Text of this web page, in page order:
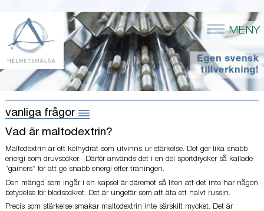
MENY
vanliga frågor
Vad är maltodextrin?
Maltodextrin är ett kolhydrat som utvinns ur stärkelse. Det ger lika snabb
energi som druvsocker. Därför används det i en del sportdrycker så kallade
”gainers” för att ge snabb energi efter träningen.
Den mängd som ingår i en kapsel är däremot så liten att det inte har någon
betydelse för blodsockret. Det är ungefär som att äta ett halvt russin.
Precis som stärkelse smakar maltodextrin inte särskilt mycket. Det är